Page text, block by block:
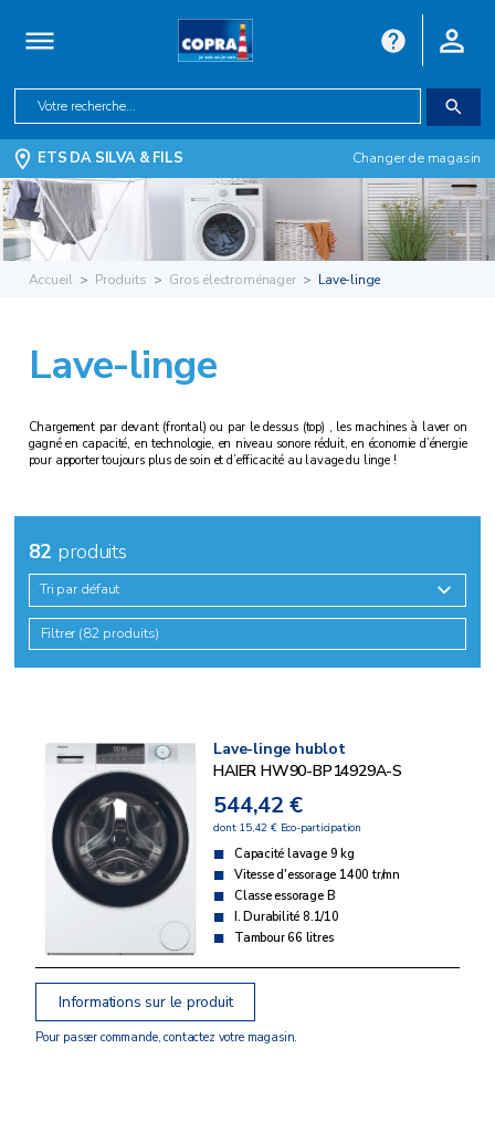
ETS DA SILVA & FILS Changer de magasin
Accueil Produits Gros électroménager Lave-linge
Lave-linge
Chargement par devant (frontal) ou par le dessus (top) , les machines à laver on
gagné en capacité, en technologie, en niveau sonore réduit, en économie d’énergie
pour apporter toujours plus de soin et d’efficacité au lavage du linge !
82 produits
Tri par défaut
Filtrer (82 produits)
Lave-linge hublot
HAIER HW90-BP14929A-S
544,42 €
dont 15,42 € Eco-participation
Capacité lavage 9 kg
Vitesse d'essorage 1400 tr/mn
Classe essorage B
I. Durabilité 8.1/10
Tambour 66 litres
Informations sur le produit
Pour passer commande, contactez votre magasin.